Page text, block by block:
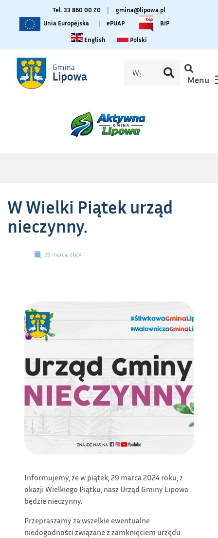
Tel. 33 860 00 20 |
gmina@lipowa.pl
Unia Europejska
| ePUAP
BIP
Change language to English
English Zmiana języka na polski
Polski
Menu
W Wielki Piątek urząd
nieczynny.
26 marca, 2024
Informujemy, że w piątek, 29 marca 2024 roku, z
okazji Wielkiego Piątku, nasz Urząd Gminy Lipowa
będzie nieczynny.
Przepraszamy za wszelkie ewentualne
niedogodności związane z zamknięciem urzędu.